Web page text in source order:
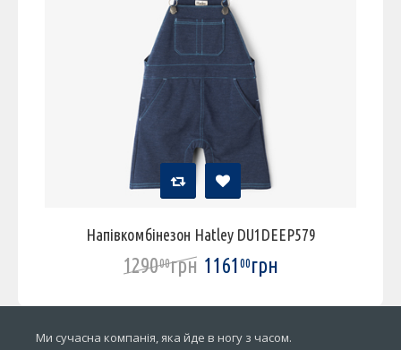
Напівкомбінезон Hatley DU1DEEP579
129000грн 116100грн
Ми сучасна компанія, яка йде в ногу з часом.